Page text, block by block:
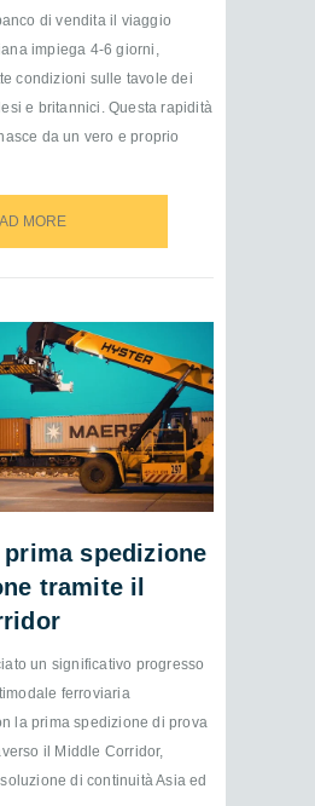
di vendita il viaggio
impiega 4-6 giorni,
condizioni sulle tavole dei
e britannici. Questa rapidità
da un vero e proprio
MORE
spedizione
tramite il
un significativo progresso
ferroviaria
la prima spedizione di prova
il Middle Corridor,
di continuità Asia ed